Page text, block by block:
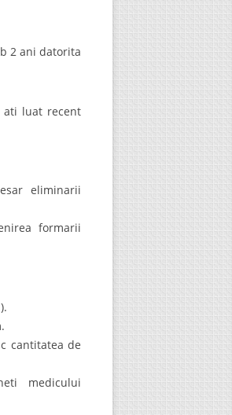
2 ani datorita
ati luat recent
eliminarii
formarii
cantitatea de
medicului